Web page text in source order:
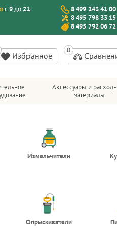
с9до 21 8 499 243 41 00
8 495 798 33
8 495 792 06
Избранное
Аксессуары и
материалы
Измельчители
Опрыскиватели